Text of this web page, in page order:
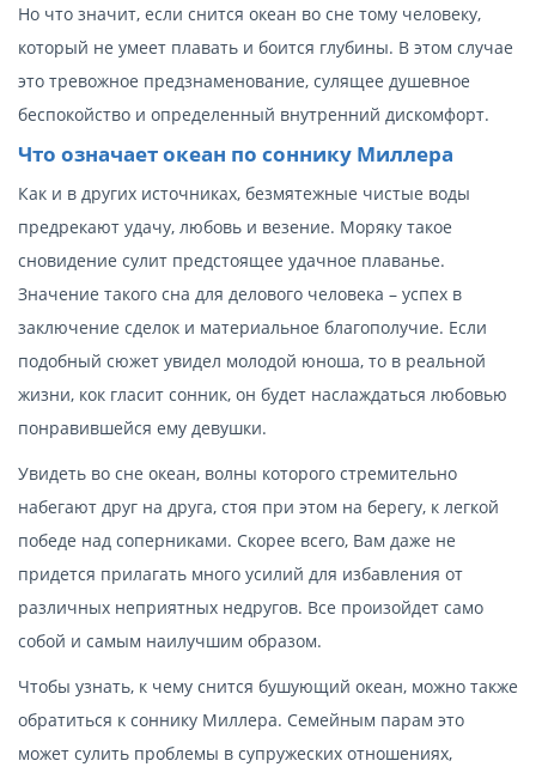
Но что значит, если снится океан во сне тому человеку,
который не умеет плавать и боится глубины. В этом случае
это тревожное предзнаменование, сулящее душевное
беспокойство и определенный внутренний дискомфорт.
Что означает океан по соннику Миллера
Как и в других источниках, безмятежные чистые воды
предрекают удачу, любовь и везение. Моряку такое
сновидение сулит предстоящее удачное плаванье.
Значение такого сна для делового человека – успех в
заключение сделок и материальное благополучие. Если
подобный сюжет увидел молодой юноша, то в реальной
жизни, кок гласит сонник, он будет наслаждаться любовью
понравившейся ему девушки.
Увидеть во сне океан, волны которого стремительно
набегают друг на друга, стоя при этом на берегу, к легкой
победе над соперниками. Скорее всего, Вам даже не
придется прилагать много усилий для избавления от
различных неприятных недругов. Все произойдет само
собой и самым наилучшим образом.
Чтобы узнать, к чему снится бушующий океан, можно также
обратиться к соннику Миллера. Семейным парам это
может сулить проблемы в супружеских отношениях,